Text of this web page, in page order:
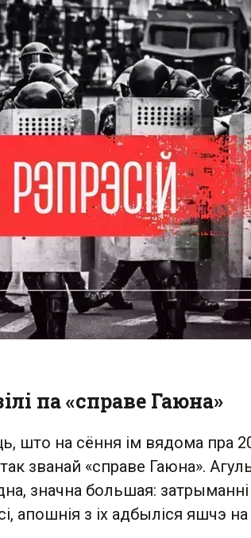
па «справе Гаюна»
што на сёння ім вядома пра
званай «справе Гаюна».
значна большая: затрыманні
апошнія з іх адбыліся яшчэ на